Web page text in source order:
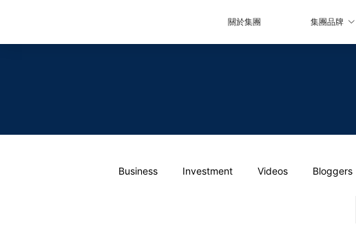
關於集團 集團品牌
Business Investment Videos Bloggers